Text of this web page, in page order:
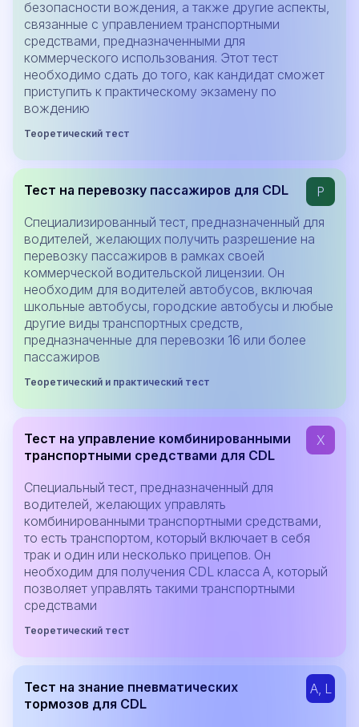
безопасности вождения, а также другие аспекты,
связанные с управлением транспортными
средствами, предназначенными для
коммерческого использования. Этот тест
необходимо сдать до того, как кандидат сможет
приступить к практическому экзамену по
вождению
Теоретический тест
Тест на перевозку пассажиров для CDL
P
Специализированный тест, предназначенный для
водителей, желающих получить разрешение на
перевозку пассажиров в рамках своей
коммерческой водительской лицензии. Он
необходим для водителей автобусов, включая
школьные автобусы, городские автобусы и любые
другие виды транспортных средств,
предназначенные для перевозки 16 или более
пассажиров
Теоретический и практический тест
Тест на управление комбинированными
транспортными средствами для CDL
X
Специальный тест, предназначенный для
водителей, желающих управлять
комбинированными транспортными средствами,
то есть транспортом, который включает в себя
трак и один или несколько прицепов. Он
необходим для получения CDL класса A, который
позволяет управлять такими транспортными
средствами
Теоретический тест
Тест на знание пневматических
тормозов для CDL
A, L